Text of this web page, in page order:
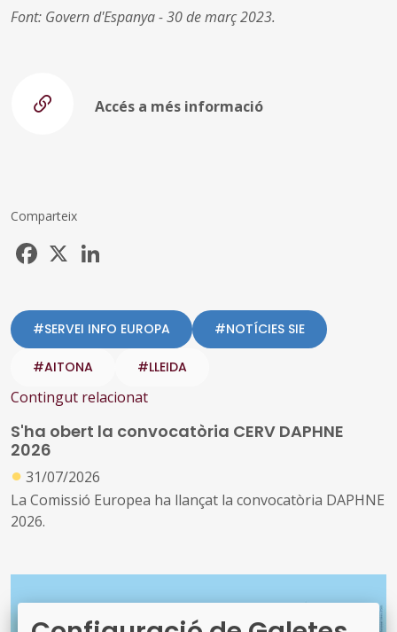
Font: Govern d'Espanya - 30 de març 2023.
Accés a més informació
Comparteix
Facebook
#SERVEI INFO EUROPA #NOTÍCIES SIE
#AITONA #LLEIDA
Contingut relacionat
S'ha obert la convocatòria CERV DAPHNE
2026
● 31/07/2026
La Comissió Europea ha llançat la convocatòria DAPHNE
2026.